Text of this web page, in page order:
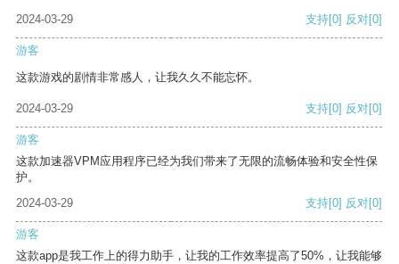
2024-03-29 支持[0] 反对[0]
游客
这款游戏的剧情非常感人，让我久久不能忘怀。
2024-03-29 支持[0] 反对[0]
游客
这款加速器VPM应用程序已经为我们带来了无限的流畅体验和安全性保
护。
2024-03-29
支持[0] 反对[0]
游客
这款app是我工作上的得力助手，让我的工作效率提高了50%，让我能够